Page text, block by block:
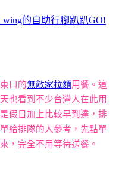
wing的自助行腳趴趴GO!
口的無敵家拉麵用餐。這
也看到不少台灣人在此用
假日加上比較早到達，排
給排隊的人參考，先點單
，完全不用等待送餐。